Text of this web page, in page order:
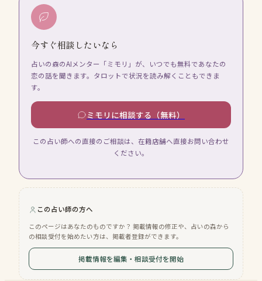
今すぐ相談したいなら
占いの森のAIメンター「ミモリ」が、いつでも無料であなたの
恋の話を聞きます。タロットで状況を読み解くこともできま
す。
ミモリに相談する（無料）
この占い師への直接のご相談は、在籍店舗へ直接お問い合わせ
ください。
この占い師の方へ
このページはあなたのものですか？ 掲載情報の修正や、占いの森から
の相談受付を始めたい方は、掲載者登録ができます。
掲載情報を編集・相談受付を開始